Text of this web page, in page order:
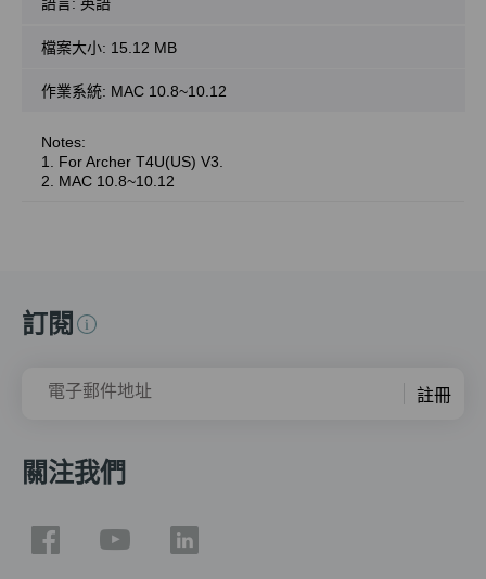
檔案大小: 15.12 MB
作業系統: MAC 10.8~10.12
Notes:
1. For Archer T4U(US) V3.
2. MAC 10.8~10.12
訂閱
電子郵件地址 註冊
關注我們